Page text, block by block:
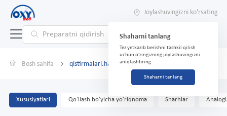
Joylashuvingizni ko'rsating
Shaharni tanlang
Tez yetkazib berishni tashkil qilish
uchun o'zingizning joylashuvingizni
aniqlashtiring
Shaharni tanlang
Bosh sahifa qistirmalari.har bir OLA! Silk Sense Rose № 60
Xususiyatlari Qo'llash bo'yicha yo'riqnoma Sharhlar